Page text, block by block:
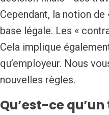
Cependant, la notion
base légale. Les «
Cela implique
qu’employeur. Nous
nouvelles règles.
Qu’est-ce